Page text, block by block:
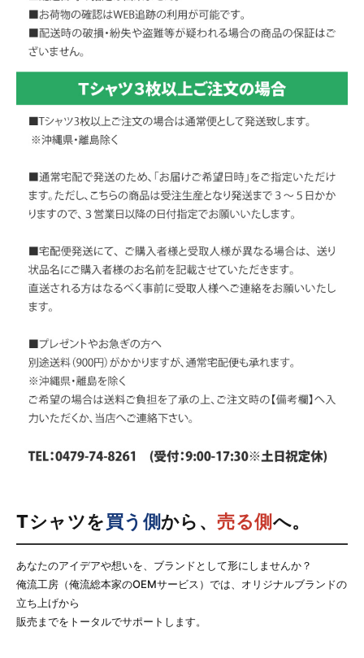
Tシャツを買う側から、売る側へ。
あなたのアイデアや想いを、ブランドとして形にしませんか？
俺流工房（俺流総本家のOEMサービス）では、オリジナルブランドの
立ち上げから
販売までをトータルでサポートします。